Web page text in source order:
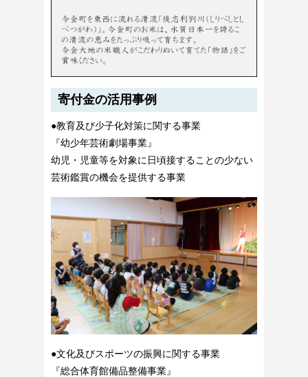
寄付金の活用事例
●教育及び少子化対策に関する事業
『幼少年芸術劇場事業』
幼児・児童等を対象に日頃接することの少ない
芸術鑑賞の機会を提供する事業
●文化及びスポーツの振興に関する事業
『総合体育館備品整備事業』